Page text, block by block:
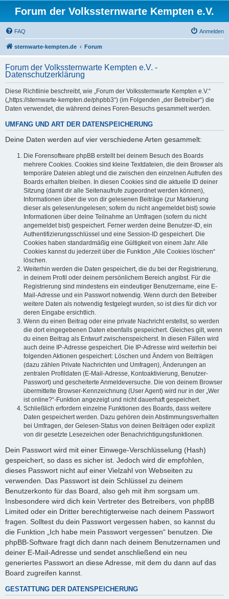
Forum der Volkssternwarte Kempten e.V.
FAQ Anmelden
sternwarte-kempten.de Forum
Forum der Volkssternwarte Kempten e.V. -
Datenschutzerklärung
Diese Richtlinie beschreibt, wie „Forum der Volkssternwarte Kempten e.V.“
(„https://sternwarte-kempten.de/phpbb3“) (im Folgenden „der Betreiber“) die
Daten verwendet, die während deines Foren-Besuchs gesammelt werden.
UMFANG UND ART DER DATENSPEICHERUNG
Deine Daten werden auf vier verschiedene Arten gesammelt:
Die Forensoftware phpBB erstellt bei deinem Besuch des Boards
mehrere Cookies. Cookies sind kleine Textdateien, die dein Browser als
temporäre Dateien ablegt und die zwischen den einzelnen Aufrufen des
Boards erhalten bleiben. In diesen Cookies sind die aktuelle ID deiner
Sitzung (damit dir alle Seitenaufrufe zugeordnet werden können),
Informationen über die von dir gelesenen Beiträge (zur Markierung
dieser als gelesen/ungelesen; sofern du nicht angemeldet bist) sowie
Informationen über deine Teilnahme an Umfragen (sofern du nicht
angemeldet bist) gespeichert. Ferner werden deine Benutzer-ID, ein
Authentifizierungsschlüssel und eine Session-ID gespeichert. Die
Cookies haben standardmäßig eine Gültigkeit von einem Jahr. Alle
Cookies kannst du jederzeit über die Funktion „Alle Cookies löschen“
löschen.
Weiterhin werden die Daten gespeichert, die du bei der Registrierung,
in deinem Profil oder deinem persönlichem Bereich angibst. Für die
Registrierung sind mindestens ein eindeutiger Benutzername, eine E-
Mail-Adresse und ein Passwort notwendig. Wenn durch den Betreiber
weitere Daten als notwendig festgelegt wurden, so ist dies für dich vor
deren Eingabe ersichtlich.
Wenn du einen Beitrag oder eine private Nachricht erstellst, so werden
die dort eingegebenen Daten ebenfalls gespeichert. Gleiches gilt, wenn
du einen Beitrag als Entwurf zwischenspeicherst. In diesen Fällen wird
auch deine IP-Adresse gespeichert. Die IP-Adresse wird weiterhin bei
folgenden Aktionen gespeichert: Löschen und Ändern von Beiträgen
(dazu zählen Private Nachrichten und Umfragen), Änderungen an
zentralen Profildaten (E-Mail-Adresse, Kontoaktivierung, Benutzer-
Passwort) und gescheiterte Anmeldeversuche. Die von deinem Browser
übermittelte Browser-Kennzeichnung (User Agent) wird nur in der „Wer
ist online?“-Funktion angezeigt und nicht dauerhaft gespeichert.
Schließlich erfordern einzelne Funktionen des Boards, dass weitere
Daten gespeichert werden. Dazu gehören dein Abstimmungsverhalten
bei Umfragen, der Gelesen-Status von deinen Beiträgen oder explizit
von dir gesetzte Lesezeichen oder Benachrichtigungsfunktionen.
Dein Passwort wird mit einer Einwege-Verschlüsselung (Hash)
gespeichert, so dass es sicher ist. Jedoch wird dir empfohlen,
dieses Passwort nicht auf einer Vielzahl von Webseiten zu
verwenden. Das Passwort ist dein Schlüssel zu deinem
Benutzerkonto für das Board, also geh mit ihm sorgsam um.
Insbesondere wird dich kein Vertreter des Betreibers, von phpBB
Limited oder ein Dritter berechtigterweise nach deinem Passwort
fragen. Solltest du dein Passwort vergessen haben, so kannst du
die Funktion „Ich habe mein Passwort vergessen“ benutzen. Die
phpBB-Software fragt dich dann nach deinem Benutzernamen und
deiner E-Mail-Adresse und sendet anschließend ein neu
generiertes Passwort an diese Adresse, mit dem du dann auf das
Board zugreifen kannst.
GESTATTUNG DER DATENSPEICHERUNG